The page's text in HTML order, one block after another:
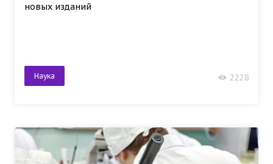
новых изданий
Наука 2228